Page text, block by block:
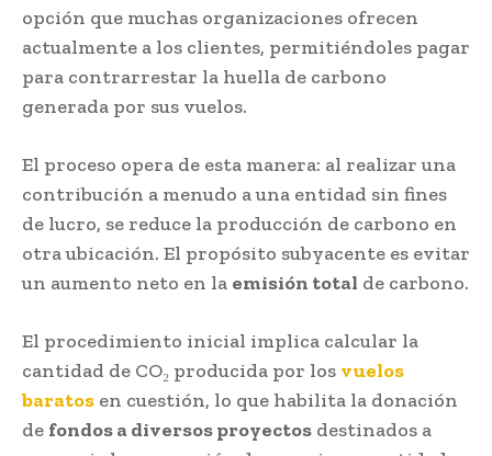
opción que muchas organizaciones ofrecen
actualmente a los clientes, permitiéndoles pagar
para contrarrestar la huella de carbono
generada por sus vuelos.
El proceso opera de esta manera: al realizar una
contribución a menudo a una entidad sin fines
de lucro, se reduce la producción de carbono en
otra ubicación. El propósito subyacente es evitar
un aumento neto en la emisión total de carbono.
El procedimiento inicial implica calcular la
cantidad de CO₂ producida por los vuelos
baratos en cuestión, lo que habilita la donación
de fondos a diversos proyectos destinados a